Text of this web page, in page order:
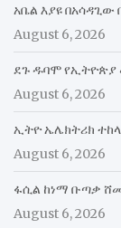
አቤል እያዩ በአሳዳጊው
August 6, 2026
ደጉ ዱባሞ የኢትዮጵያ
August 6, 2026
ኢትዮ ኤሌክትሪክ
August 6, 2026
ፋሲል ከነማ ቡጣቃ
August 6, 2026